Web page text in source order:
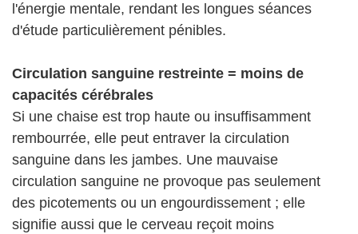
l'énergie mentale, rendant les longues séances
d'étude particulièrement pénibles.
Circulation sanguine restreinte = moins de
capacités cérébrales
Si une chaise est trop haute ou insuffisamment
rembourrée, elle peut entraver la circulation
sanguine dans les jambes. Une mauvaise
circulation sanguine ne provoque pas seulement
des picotements ou un engourdissement ; elle
signifie aussi que le cerveau reçoit moins